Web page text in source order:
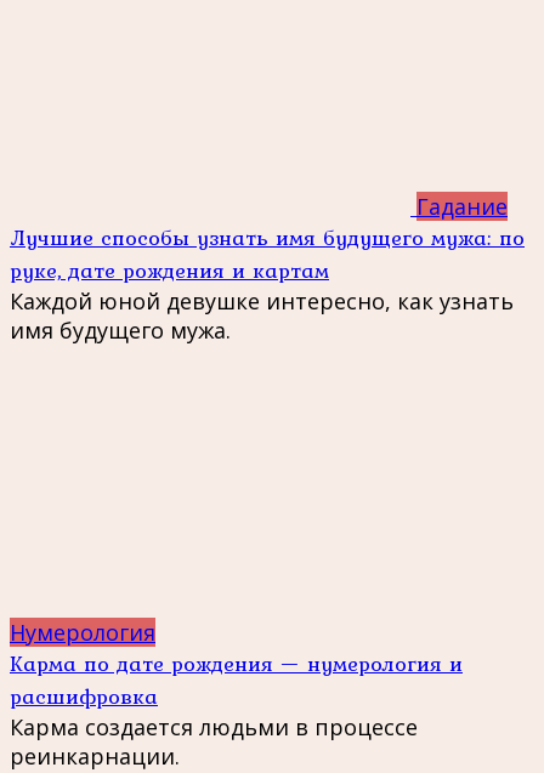
Гадание
Лучшие способы узнать имя будущего мужа: по
руке, дате рождения и картам
Каждой юной девушке интересно, как узнать
имя будущего мужа.
Нумерология
Карма по дате рождения — нумерология и
расшифровка
Карма создается людьми в процессе
реинкарнации.